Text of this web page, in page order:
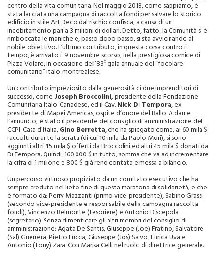
centro della vita comunitaria. Nel maggio 2018, come sappiamo, è
stata lanciata una campagna di raccolta fondi per salvare lo storico
edificio in stile Art Deco dal rischio confisca, a causa di un
indebitamento pari a 3 milioni di dollari. Detto, fatto: la Comunità si è
rimboccata le maniche e, passo dopo passo, si sta avvicinando al
nobile obiettivo. L’ultimo contributo, in questa corsa contro il
tempo, è arrivato il 9 novembre scorso, nella prestigiosa cornice di
Plaza Volare, in occasione dell’83º gala annuale del “focolare
comunitario” italo-montrealese.
Un contributo impreziosito dalla generosità di due imprenditori di
successo, come Joseph Broccolini,presidente della Fondazione
Comunitaria Italo-Canadese, ed il Cav. Nick Di Tempora, ex
presidente di Mapei Americas, ospite d’onore del Ballo. A darne
l’annuncio, è stato il presidente del consiglio di amministrazione del
CCPI-Casa d’Italia, Gino Berretta, che ha spiegato come, ai 60 mila $
raccolti durante la serata (di cui 10 mila da Paolo Mori), si sono
aggiunti altri 45 mila $ offerti da Broccolini ed altri 45 mila $ donati da
Di Tempora. Quindi, 160.000 $ in tutto, somma che va ad incrementare
la cifra di 1 milione e 800 $ già rendicontata e messa a bilancio.
Un percorso virtuoso propiziato da un comitato esecutivo che ha
sempre creduto nel lieto fine di questa maratona di solidarietà, e che
è formato da: Perry Mazzanti (primo vice-presidente), Sabino Grassi
(secondo vice-presidente e responsabile della campagna raccolta
fondi), Vincenzo Belmonte (tesoriere) e Antonio Discepola
(segretario). Senza dimenticare gli altri membri del consiglio di
amministrazione: Agata De Santis, Giuseppe (Joe) Fratino, Salvatore
(Sal) Guerrera, Pietro Lucca, Giuseppe (Jos) Salvo, Enrica Uva e
Antonio (Tony) Zara. Con Marisa Celli nel ruolo di direttrice generale.